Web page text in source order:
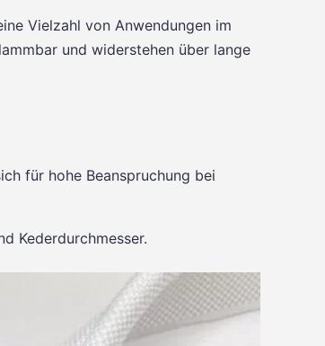
Vielzahl von Anwendungen im
und widerstehen über lange
für hohe Beanspruchung bei
Kederdurchmesser.